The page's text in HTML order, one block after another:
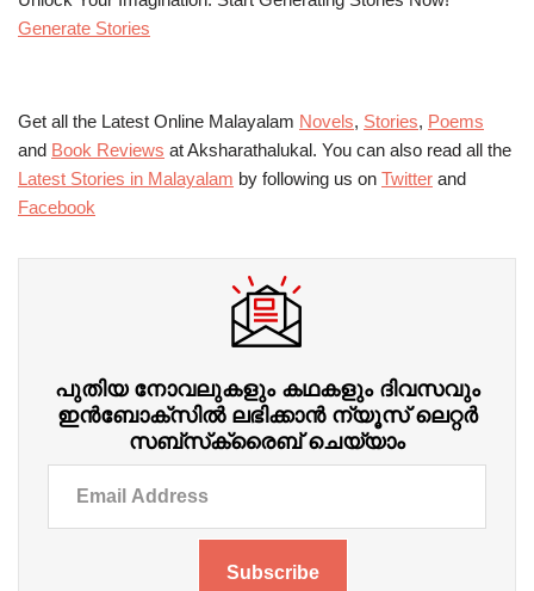
Generate Stories
Get all the Latest Online Malayalam Novels, Stories, Poems
and Book Reviews at Aksharathalukal. You can also read all the
Latest Stories in Malayalam by following us on Twitter and
Facebook
പുതിയ നോവലുകളും കഥകളും ദിവസവും
ഇന്‍ബോക്‌സില്‍ ലഭിക്കാന്‍ ന്യൂസ് ലെറ്റർ
സബ്‌സ്‌ക്രൈബ് ചെയ്യാം
Subscribe